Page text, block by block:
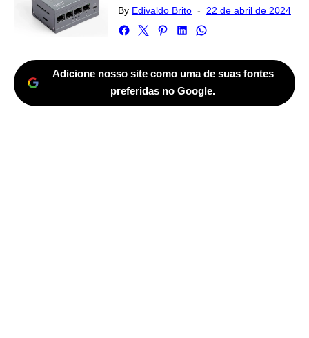
By Edivaldo Brito
Posted
22 de abril de 2024
Adicione nosso site como uma de suas fontes
preferidas no Google.